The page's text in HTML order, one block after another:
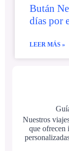
Bután
días por
LEER MÁS »
Nuestros
que ofrecen